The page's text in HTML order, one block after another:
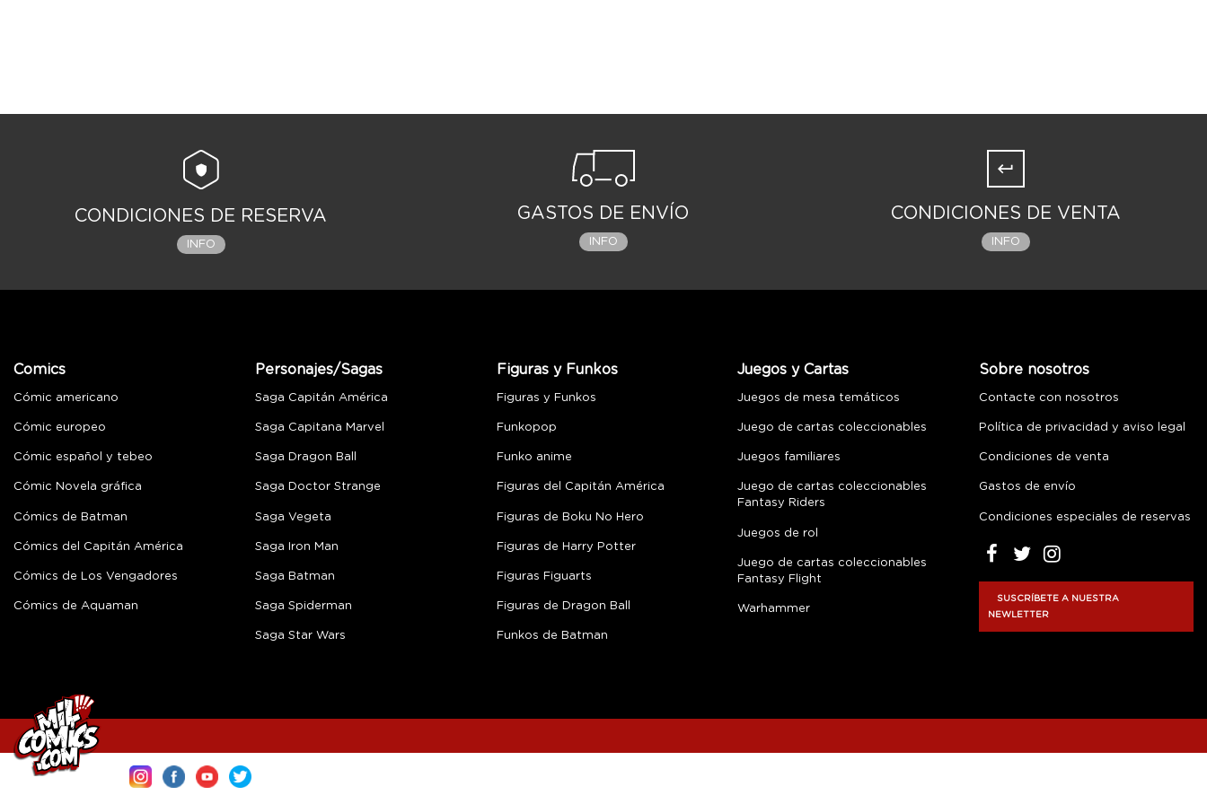
CONDICIONES DE RESERVA
INFO
GASTOS DE ENVÍO
INFO
CONDICIONES DE VENTA
INFO
Comics
Cómic americano
Cómic europeo
Cómic español y tebeo
Cómic Novela gráfica
Cómics de Batman
Cómics del Capitán América
Cómics de Los Vengadores
Cómics de Aquaman
Personajes/Sagas
Saga Capitán América
Saga Capitana Marvel
Saga Dragon Ball
Saga Doctor Strange
Saga Vegeta
Saga Iron Man
Saga Batman
Saga Spiderman
Saga Star Wars
Figuras y Funkos
Figuras y Funkos
Funkopop
Funko anime
Figuras del Capitán América
Figuras de Boku No Hero
Figuras de Harry Potter
Figuras Figuarts
Figuras de Dragon Ball
Funkos de Batman
Juegos y Cartas
Juegos de mesa temáticos
Juego de cartas coleccionables
Juegos familiares
Juego de cartas coleccionables
Fantasy Riders
Juegos de rol
Juego de cartas coleccionables
Fantasy Flight
Warhammer
Sobre nosotros
Contacte con nosotros
Política de privacidad y aviso legal
Condiciones de venta
Gastos de envío
Condiciones especiales de reservas
SUSCRÍBETE A NUESTRA
NEWLETTER